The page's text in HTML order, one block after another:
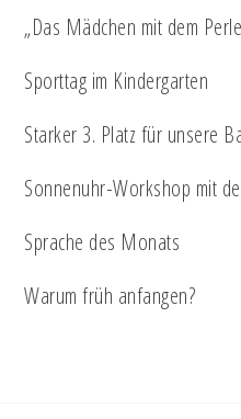
„Das Mädchen mit dem
Sporttag im Kindergarten
Starker 3. Platz für unsere
Sonnenuhr-Workshop mit
Sprache des Monats
Warum früh anfangen?